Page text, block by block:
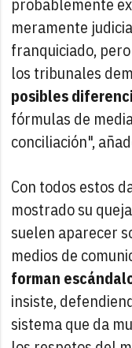
meramente
franquiciado,
los tribunales
posibles
fórmulas de
conciliación",
Con todos estos
mostrado su
suelen aparecer
medios de
forman
insiste,
sistema que da